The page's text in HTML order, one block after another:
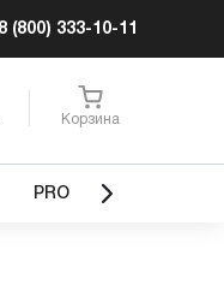
8 (800) 333-10-11
Корзина
PRO